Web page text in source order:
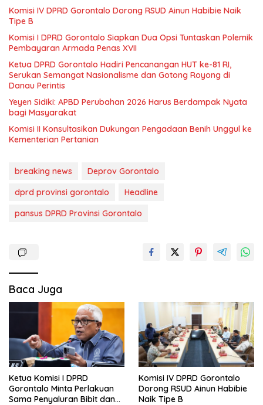
Komisi IV DPRD Gorontalo Dorong RSUD Ainun Habibie Naik
Tipe B
Komisi I DPRD Gorontalo Siapkan Dua Opsi Tuntaskan Polemik
Pembayaran Armada Penas XVII
Ketua DPRD Gorontalo Hadiri Pencanangan HUT ke-81 RI,
Serukan Semangat Nasionalisme dan Gotong Royong di
Danau Perintis
Yeyen Sidiki: APBD Perubahan 2026 Harus Berdampak Nyata
bagi Masyarakat
Komisi II Konsultasikan Dukungan Pengadaan Benih Unggul ke
Kementerian Pertanian
breaking news
Deprov Gorontalo
dprd provinsi gorontalo
Headline
pansus DPRD Provinsi Gorontalo
Baca Juga
Ketua Komisi I DPRD
Gorontalo Minta Perlakuan
Sama Penyaluran Bibit dan
Komisi IV DPRD Gorontalo
Dorong RSUD Ainun Habibie
Naik Tipe B